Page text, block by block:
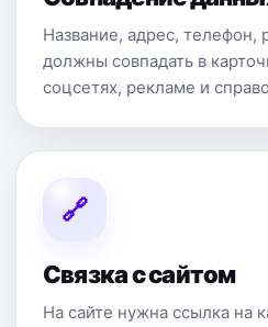
Название, адрес, телефон,
должны совпадать в
соцсетях, рекламе и
🔗
Связка с сайтом
На сайте нужна ссылка на